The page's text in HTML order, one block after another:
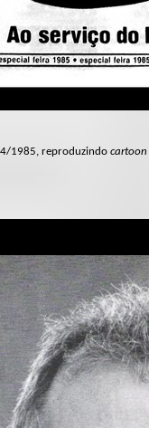
4/1985, reproduzindo cartoon